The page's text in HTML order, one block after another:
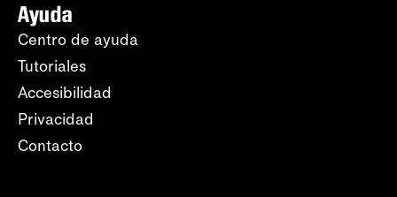
Ayuda
Centro de ayuda
Tutoriales
Accesibilidad
Privacidad
Contacto